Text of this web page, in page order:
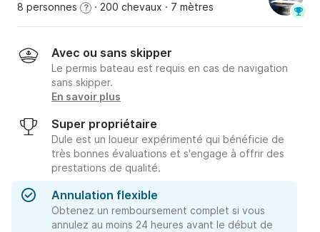
8 personnes ? · 200 chevaux · 7 mètres
Avec ou sans skipper
Le permis bateau est requis en cas de navigation
sans skipper.
En savoir plus
Super propriétaire
Dule est un loueur expérimenté qui bénéficie de
très bonnes évaluations et s'engage à offrir des
prestations de qualité.
Annulation flexible
Obtenez un remboursement complet si vous
annulez au moins 24 heures avant le début de